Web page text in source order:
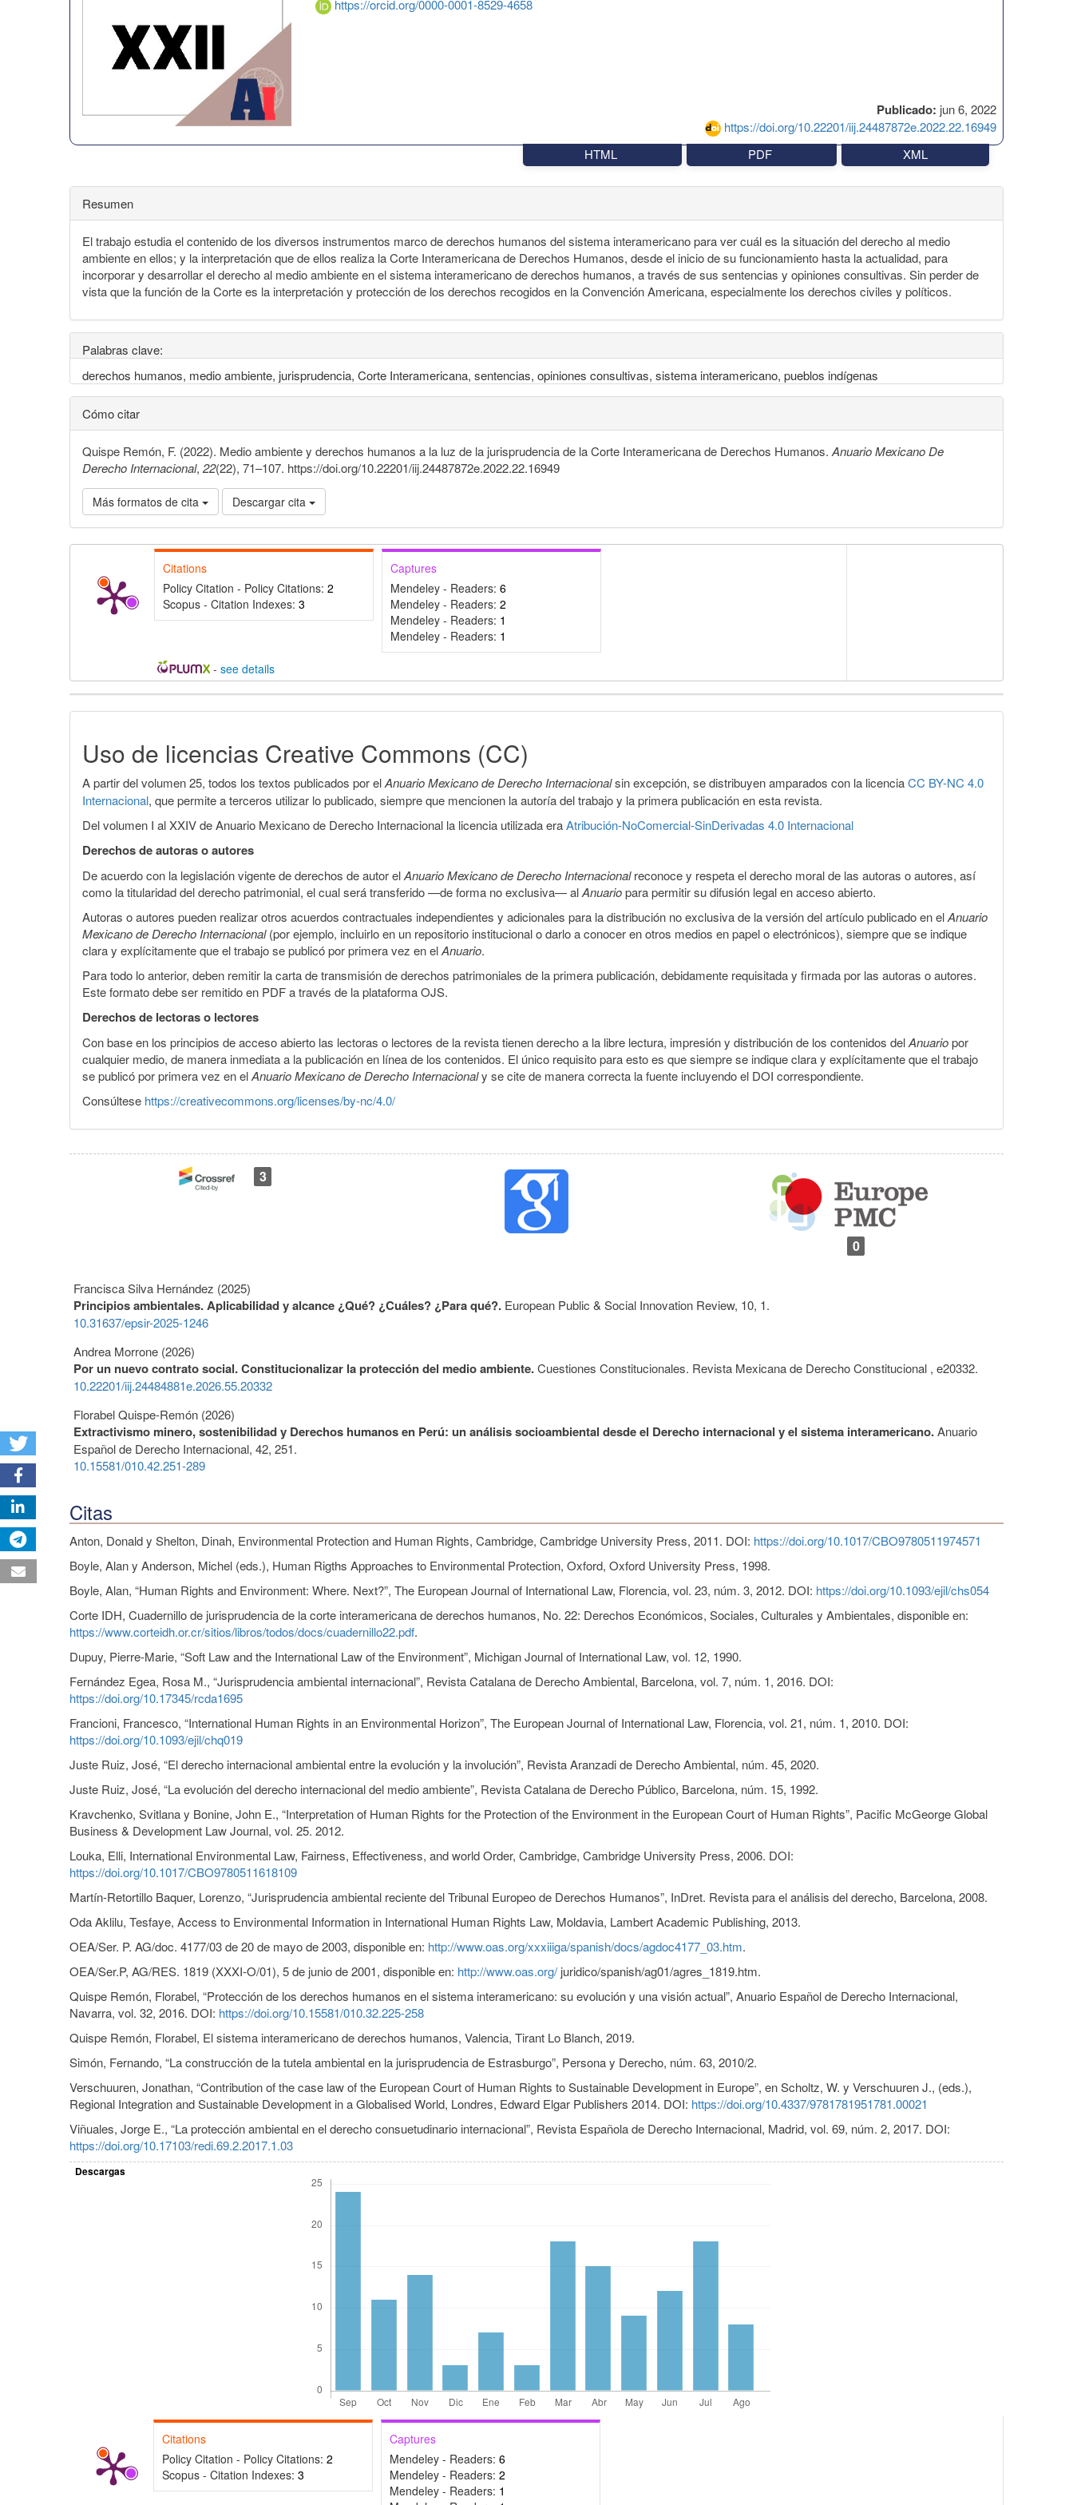
Publicado: jun 6, 2022
https://doi.org/10.22201/iij.24487872e.2022.22.16949
https://orcid.org/0000-0001-8529-4658
HTML PDF XML
Resumen
El trabajo estudia el contenido de los diversos instrumentos marco de derechos humanos del sistema interamericano para ver cuál es la situación del derecho al medio
ambiente en ellos; y la interpretación que de ellos realiza la Corte Interamericana de Derechos Humanos, desde el inicio de su funcionamiento hasta la actualidad, para
incorporar y desarrollar el derecho al medio ambiente en el sistema interamericano de derechos humanos, a través de sus sentencias y opiniones consultivas. Sin perder de
vista que la función de la Corte es la interpretación y protección de los derechos recogidos en la Convención Americana, especialmente los derechos civiles y políticos.
Palabras clave:
derechos humanos, medio ambiente, jurisprudencia, Corte Interamericana, sentencias, opiniones consultivas, sistema interamericano, pueblos indígenas
Cómo citar
Quispe Remón, F. (2022). Medio ambiente y derechos humanos a la luz de la jurisprudencia de la Corte Interamericana de Derechos Humanos. Anuario Mexicano De
Derecho Internacional, 22(22), 71–107. https://doi.org/10.22201/iij.24487872e.2022.22.16949
Más formatos de cita Descargar cita
Citations
Policy Citation - Policy Citations: 2
Scopus - Citation Indexes: 3
Captures
Mendeley - Readers: 6
Mendeley - Readers: 2
Mendeley - Readers: 1
Mendeley - Readers: 1
- see details
Detalles
artículo
Uso de licencias Creative Commons (CC)
A partir del volumen 25, todos los textos publicados por elAnuario Mexicano de Derecho Internacionalsin excepción, se distribuyen amparados con la licenciaCC BY-NC 4.0
Internacional, que permite a terceros utilizar lo publicado, siempre que mencionen la autoría del trabajo y la primera publicación en esta revista.
Del volumen I al XXIV de Anuario Mexicano de Derecho Internacional la licencia utilizada eraAtribución-NoComercial-SinDerivadas 4.0 Internacional
Derechos de autoras o autores
De acuerdo con la legislación vigente de derechos de autor elAnuario Mexicano de Derecho Internacionalreconoce y respeta el derecho moral de las autoras o autores, así
como la titularidad del derecho patrimonial, el cual será transferido —de forma no exclusiva— alAnuariopara permitir su difusión legal en acceso abierto.
Autoras o autores pueden realizar otros acuerdos contractuales independientes y adicionales para la distribución no exclusiva de la versión del artículo publicado en elAnuario
Mexicano de Derecho Internacional(por ejemplo, incluirlo en un repositorio institucional o darlo a conocer en otros medios en papel o electrónicos), siempre que se indique
clara y explícitamente que el trabajo se publicó por primera vez en elAnuario.
Para todo lo anterior, deben remitir la carta de transmisión de derechos patrimoniales de la primera publicación, debidamente requisitada y firmada por las autoras o autores.
Este formato debe ser remitido en PDF a través de la plataforma OJS.
Derechos de lectoras o lectores
Con base en los principios de acceso abierto las lectoras o lectores de la revista tienen derecho a la libre lectura, impresión y distribución de los contenidos delAnuariopor
cualquier medio, de manera inmediata a la publicación en línea de los contenidos. El único requisito para esto es que siempre se indique clara y explícitamente que el trabajo
se publicó por primera vez en elAnuario Mexicano de Derecho Internacionaly se cite de manera correcta la fuente incluyendo el DOI correspondiente.
Consúltese https://creativecommons.org/licenses/by-nc/4.0/
3
0
Francisca Silva Hernández (2025)
Principios ambientales. Aplicabilidad y alcance ¿Qué? ¿Cuáles? ¿Para qué?. European Public & Social Innovation Review, 10, 1.
10.31637/epsir-2025-1246
Andrea Morrone (2026)
Por un nuevo contrato social. Constitucionalizar la protección del medio ambiente.Cuestiones Constitucionales. Revista Mexicana de Derecho Constitucional , e20332.
10.22201/iij.24484881e.2026.55.20332
Florabel Quispe-Remón (2026)
Extractivismo minero, sostenibilidad y Derechos humanos en Perú: un análisis socioambiental desde el Derecho internacional y el sistema interamericano.Anuario
Español de Derecho Internacional, 42, 251.
10.15581/010.42.251-289
Citas
Anton, Donald y Shelton, Dinah, Environmental Protection and Human Rights, Cambridge, Cambridge University Press, 2011. DOI: https://doi.org/10.1017/CBO9780511974571
Boyle, Alan y Anderson, Michel (eds.), Human Rigths Approaches to Environmental Protection, Oxford, Oxford University Press, 1998.
Boyle, Alan, “Human Rights and Environment: Where. Next?”, The European Journal of International Law, Florencia, vol. 23, núm. 3, 2012. DOI: https://doi.org/10.1093/ejil/chs054
Corte IDH, Cuadernillo de jurisprudencia de la corte interamericana de derechos humanos, No. 22: Derechos Económicos, Sociales, Culturales y Ambientales, disponible en:
https://www.corteidh.or.cr/sitios/libros/todos/docs/cuadernillo22.pdf.
Dupuy, Pierre-Marie, “Soft Law and the International Law of the Environment”, Michigan Journal of International Law, vol. 12, 1990.
Fernández Egea, Rosa M., “Jurisprudencia ambiental internacional”, Revista Catalana de Derecho Ambiental, Barcelona, vol. 7, núm. 1, 2016. DOI:
https://doi.org/10.17345/rcda1695
Francioni, Francesco, “International Human Rights in an Environmental Horizon”, The European Journal of International Law, Florencia, vol. 21, núm. 1, 2010. DOI:
https://doi.org/10.1093/ejil/chq019
Juste Ruiz, José, “El derecho internacional ambiental entre la evolución y la involución”, Revista Aranzadi de Derecho Ambiental, núm. 45, 2020.
Juste Ruiz, José, “La evolución del derecho internacional del medio ambiente”, Revista Catalana de Derecho Público, Barcelona, núm. 15, 1992.
Kravchenko, Svitlana y Bonine, John E., “Interpretation of Human Rights for the Protection of the Environment in the European Court of Human Rights”, Pacific McGeorge Global
Business & Development Law Journal, vol. 25. 2012.
Louka, Elli, International Environmental Law, Fairness, Effectiveness, and world Order, Cambridge, Cambridge University Press, 2006. DOI:
https://doi.org/10.1017/CBO9780511618109
Martín-Retortillo Baquer, Lorenzo, “Jurisprudencia ambiental reciente del Tribunal Europeo de Derechos Humanos”, InDret. Revista para el análisis del derecho, Barcelona, 2008.
Oda Aklilu, Tesfaye, Access to Environmental Information in International Human Rights Law, Moldavia, Lambert Academic Publishing, 2013.
OEA/Ser. P. AG/doc. 4177/03 de 20 de mayo de 2003, disponible en: http://www.oas.org/xxxiiiga/spanish/docs/agdoc4177_03.htm.
OEA/Ser.P, AG/RES. 1819 (XXXI-O/01), 5 de junio de 2001, disponible en: http://www.oas.org/ juridico/spanish/ag01/agres_1819.htm.
Quispe Remón, Florabel, “Protección de los derechos humanos en el sistema interamericano: su evolución y una visión actual”, Anuario Español de Derecho Internacional,
Navarra, vol. 32, 2016. DOI: https://doi.org/10.15581/010.32.225-258
Quispe Remón, Florabel, El sistema interamericano de derechos humanos, Valencia, Tirant Lo Blanch, 2019.
Simón, Fernando, “La construcción de la tutela ambiental en la jurisprudencia de Estrasburgo”, Persona y Derecho, núm. 63, 2010/2.
Verschuuren, Jonathan, “Contribution of the case law of the European Court of Human Rights to Sustainable Development in Europe”, en Scholtz, W. y Verschuuren J., (eds.),
Regional Integration and Sustainable Development in a Globalised World, Londres, Edward Elgar Publishers 2014. DOI: https://doi.org/10.4337/9781781951781.00021
Viñuales, Jorge E., “La protección ambiental en el derecho consuetudinario internacional”, Revista Española de Derecho Internacional, Madrid, vol. 69, núm. 2, 2017. DOI:
https://doi.org/10.17103/redi.69.2.2017.1.03
Descargas
Citations
Policy Citation - Policy Citations: 2
Scopus - Citation Indexes: 3
Captures
Mendeley - Readers: 6
Mendeley - Readers: 2
Mendeley - Readers: 1